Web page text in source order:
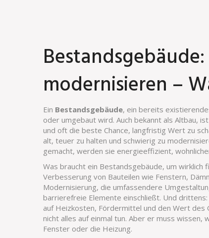
modernisieren –
Ein Bestandsgebäude, ein bereits
oder umgebaut wird. Auch bekannt als Altbau,
und oft die beste Chance, langfristig Wert zu
alt, teuer zu halten und schwierig zu
gemacht, werden sie energieeffizient,
Was braucht ein Bestandsgebäude, um wirklich
Verbesserung von Bauteilen wie Fenstern,
Modernisierung, die umfassendere
barrierefreie Elemente einschließt. Und drittens:
auf Heizkosten, Fördermittel und den Wert des
nicht alles auf einmal tun. Aber er muss
Fenster oder die Heizung.